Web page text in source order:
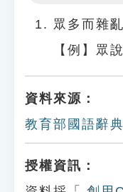
眾多而雜亂
【例】眾
資料來源：
教育部國語辭
授權資訊：